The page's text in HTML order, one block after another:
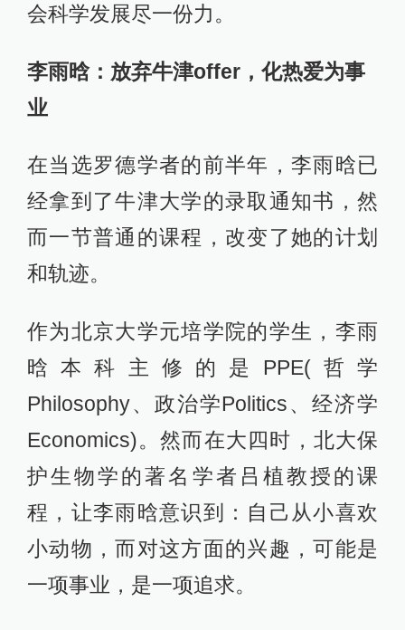
会科学发展尽一份力。
李雨晗：放弃牛津offer，化热爱为事
业
在当选罗德学者的前半年，李雨晗已
经拿到了牛津大学的录取通知书，然
而一节普通的课程，改变了她的计划
和轨迹。
作为北京大学元培学院的学生，李雨
晗本科主修的是PPE(哲学
Philosophy、政治学Politics、经济学
Economics)。然而在大四时，北大保
护生物学的著名学者吕植教授的课
程，让李雨晗意识到：自己从小喜欢
小动物，而对这方面的兴趣，可能是
一项事业，是一项追求。